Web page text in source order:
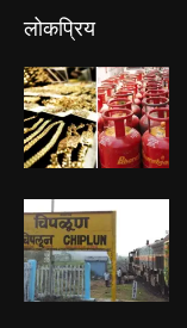
लोकप्रिय